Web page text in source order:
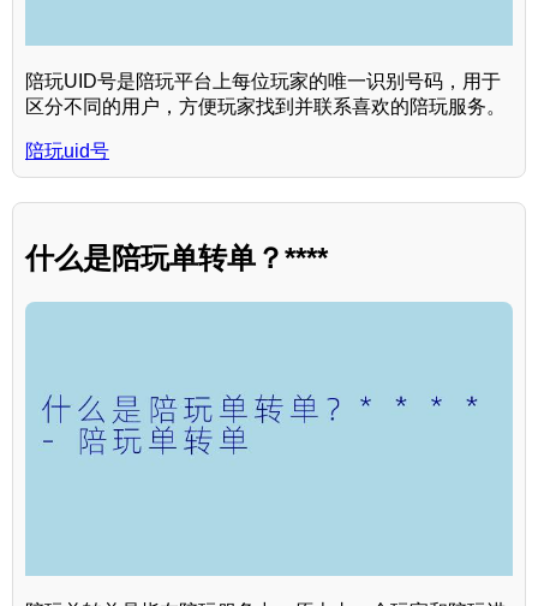
陪玩UID号是陪玩平台上每位玩家的唯一识别号码，用于
区分不同的用户，方便玩家找到并联系喜欢的陪玩服务。
陪玩uid号
什么是陪玩单转单？****